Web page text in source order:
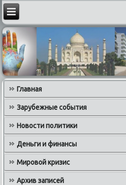
Главная
Зарубежные события
Новости политики
Деньги и финансы
Мировой кризис
Архив записей